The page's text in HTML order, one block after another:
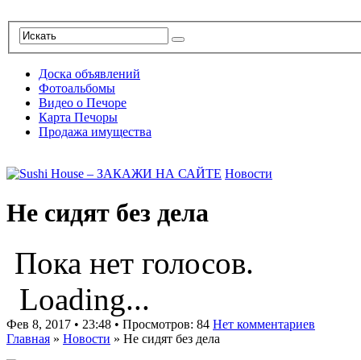
Доска объявлений
Фотоальбомы
Видео о Печоре
Карта Печоры
Продажа имущества
Новости
Не сидят без дела
Пока нет голосов.
Loading...
Фев 8, 2017 • 23:48 • Просмотров: 84 Нет комментариев
Главная » Новости » Не сидят без дела